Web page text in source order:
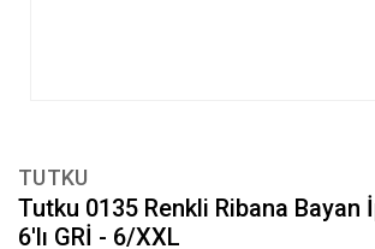
TUTKU
Tutku 0135 Renkli Ribana Bayan
6'lı GRİ - 6/XXL